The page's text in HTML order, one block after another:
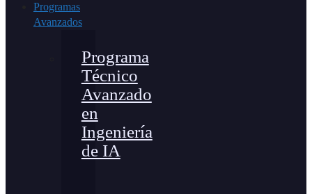
Programas
Avanzados
Programa
Técnico
Avanzado
en
Ingeniería
de IA